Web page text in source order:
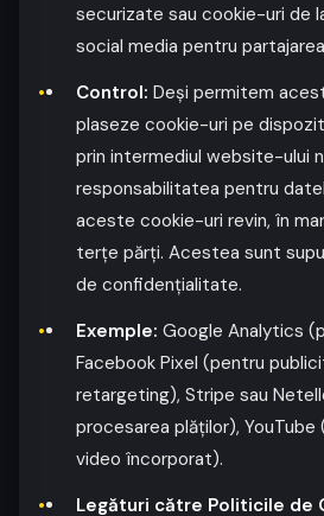
securizate sau cookie-uri de
social media pentru
Control: Deși permitem
plaseze cookie-uri pe
prin intermediul website-ului
responsabilitatea pentru
aceste cookie-uri revin, în
terțe părți. Acestea sunt
de confidențialitate.
Exemple: Google Analytics
Facebook Pixel (pentru
retargeting), Stripe sau
procesarea plăților),
video încorporat).
Legături către Politicile de